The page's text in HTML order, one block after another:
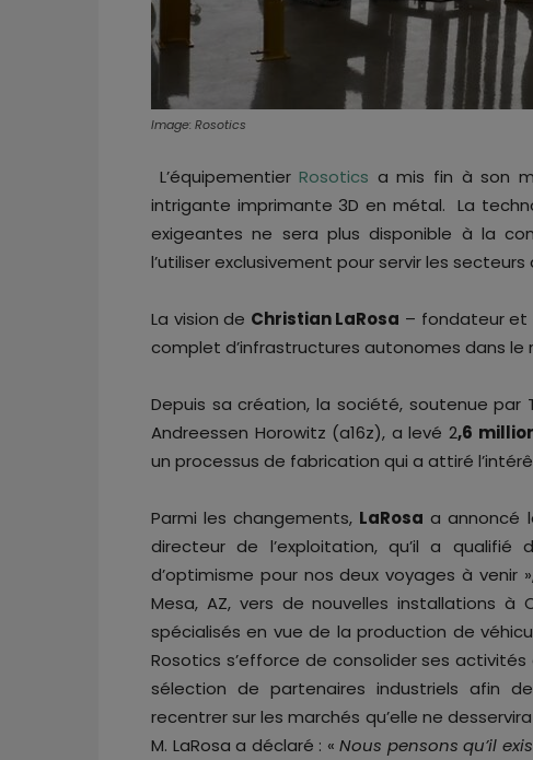
Image: Rosotics
L’équipementierRosotics a mis fin à son
intrigante imprimante 3D en métal. La
exigeantes ne sera plus disponible à la
l’utiliser exclusivement pour servir les
La vision de Christian LaRosa – fondateur et
complet d’infrastructures autonomes dans le
Depuis sa création, la société, soutenue
Andreessen Horowitz (a16z), a levé 2,6
un processus de fabrication qui a attiré
Parmi les changements, LaRosa a annoncé
directeur de l’exploitation, qu’il a
d’optimisme pour nos deux voyages à
Mesa, AZ, vers de nouvelles installations à
spécialisés en vue de la production de
Rosotics s’efforce de consolider ses
sélection de partenaires industriels afin
recentrer sur les marchés qu’elle ne
M. LaRosa a déclaré : «Nous pensons qu’il